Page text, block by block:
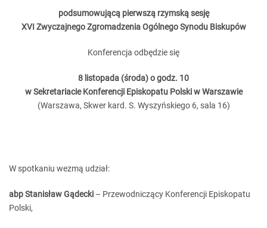
podsumowującą pierwszą rzymską sesję
XVI Zwyczajnego Zgromadzenia Ogólnego Synodu Biskupów
Konferencja odbędzie się
8 listopada (środa) o godz. 10
w Sekretariacie Konferencji Episkopatu Polski w Warszawie
(Warszawa, Skwer kard. S. Wyszyńskiego 6, sala 16)
W spotkaniu wezmą udział:
abp Stanisław Gądecki – Przewodniczący Konferencji Episkopatu
Polski,